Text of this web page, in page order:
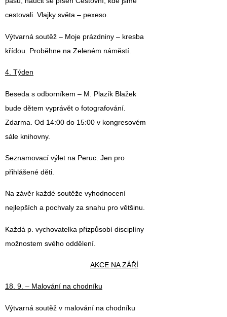
cestovali. Vlajky světa – pexeso.
Výtvarná soutěž – Moje prázdniny – kresba
křídou. Proběhne na Zeleném náměstí.
4. Týden
Beseda s odborníkem – M. Plazík Blažek
bude dětem vyprávět o fotografování.
Zdarma. Od 14:00 do 15:00 v kongresovém
sále knihovny.
Seznamovací výlet na Peruc. Jen pro
přihlášené děti.
Na závěr každé soutěže vyhodnocení
nejlepších a pochvaly za snahu pro většinu.
Každá p. vychovatelka přizpůsobí disciplíny
možnostem svého oddělení.
AKCE NA ZÁŘÍ
18. 9. – Malování na chodníku
Výtvarná soutěž v malování na chodníku